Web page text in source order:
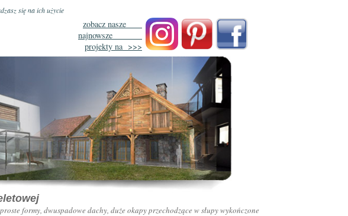
się na ich użycie
zobacz nasze
najnowsze
projekty na >>>
formy, dwuspadowe dachy, duże okapy przechodzące w słupy wykończone